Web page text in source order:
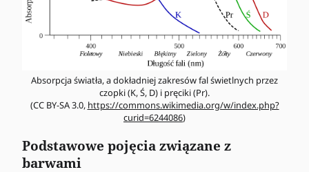
Absorpcja światła, a dokładniej zakresów fal świetlnych przez
czopki (K, Ś, D) i pręciki (Pr).
(CC BY-SA 3.0, https://commons.wikimedia.org/w/index.php?
curid=6244086)
Podstawowe pojęcia związane z
barwami